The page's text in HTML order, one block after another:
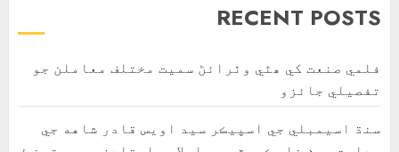
RECENT POSTS
فلمي صنعت کي ھٿي وٺرائڻ سميت مختلف معاملن جو
تفصيلي جائزو
سنڌ اسيمبلي جي اسپيڪر سيد اويس قادر شاهه جي